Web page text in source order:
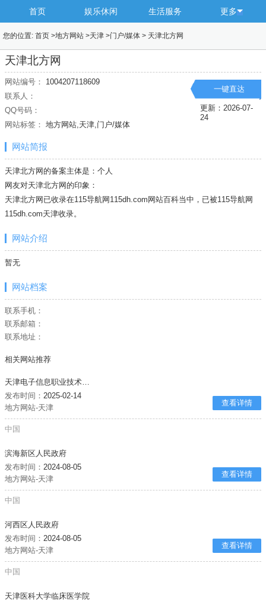
首页 娱乐休闲 生活服务 更多
您的位置: 首页 >地方网站 >天津 >门户/媒体 > 天津北方网
天津北方网
网站编号：
1004207118609
联系人：
QQ号码：
网站标签： 地方网站,天津,门户/媒体
一键直达
更新：2026-07-
24
网站简报
天津北方网的备案主体是：个人
网友对天津北方网的印象：
天津北方网已收录在115导航网115dh.com网站百科当中，已被115导航网
115dh.com天津收录。
网站介绍
暂无
网站档案
联系手机：
联系邮箱：
联系地址：
相关网站推荐
天津电子信息职业技术学院
发布时间： 2025-02-14
地方网站-天津
查看详情
中国
滨海新区人民政府
发布时间： 2024-08-05
地方网站-天津
查看详情
中国
河西区人民政府
发布时间： 2024-08-05
地方网站-天津
查看详情
中国
天津医科大学临床医学院